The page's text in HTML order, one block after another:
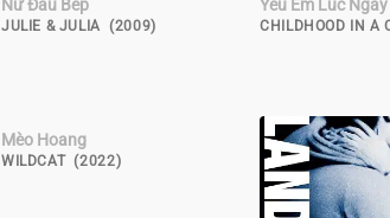
Nữ Đầu Bếp
JULIE & JULIA (2009)
Yêu Em Lúc
CHILDHOOD IN A
Mèo Hoang
WILDCAT (2022)